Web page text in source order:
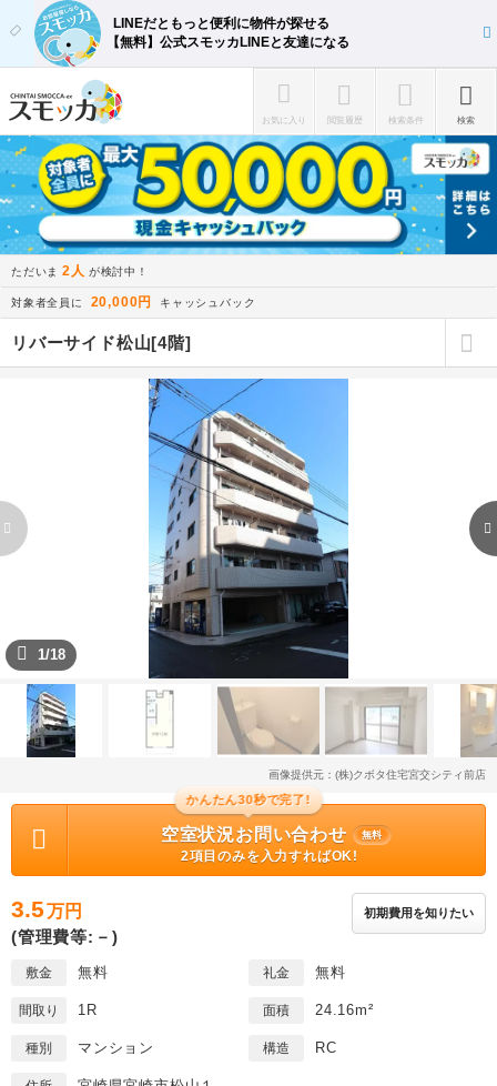
LINEだともっと便利に物件が探せる
【無料】公式スモッカLINEと友達になる
お気に入り 閲覧履歴 検索条件 検索
ただいま 2人 が検討中！
対象者全員に 20,000円 キャッシュバック
リバーサイド松山[4階]
1/18
画像提供元：(株)クボタ住宅宮交シティ前店
かんたん30秒で完了!
空室状況お問い合わせ 無料
2項目のみを入力すればOK!
3.5万円
(管理費等:－)
初期費用を知りたい
敷金 無料 礼金 無料
間取り 1R 面積 24.16m²
種別 マンション 構造 RC